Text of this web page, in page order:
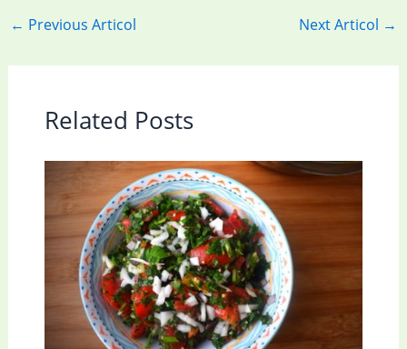
← Previous Articol Next Articol →
Related Posts